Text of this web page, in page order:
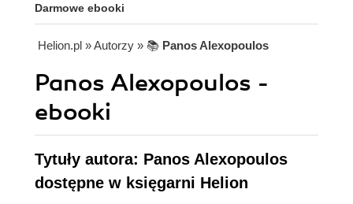
Darmowe ebooki
Helion.pl » Autorzy » 📚 Panos Alexopoulos
Panos Alexopoulos -
ebooki
Tytuły autora: Panos Alexopoulos
dostępne w księgarni Helion